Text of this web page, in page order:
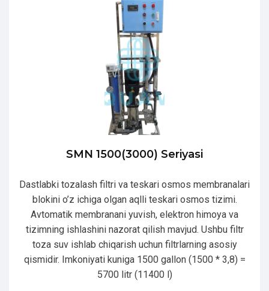
SMN 1500(3000) Seriyasi
Dastlabki tozalash filtri va teskari osmos membranalari
blokini o’z ichiga olgan aqlli teskari osmos tizimi.
Avtomatik membranani yuvish, elektron himoya va
tizimning ishlashini nazorat qilish mavjud. Ushbu filtr
toza suv ishlab chiqarish uchun filtrlarning asosiy
qismidir. Imkoniyati kuniga 1500 gallon (1500 * 3,8) =
5700 litr (11400 l)